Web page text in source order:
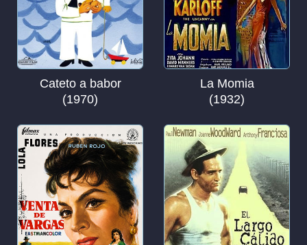
Cateto a babor
(1970)
La Momia
(1932)